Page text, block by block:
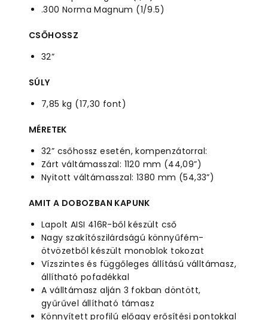
.300 Norma Magnum (1/9.5)
CSŐHOSSZ
32”
SÚLY
7,85 kg (17,30 font)
MÉRETEK
32” csőhossz esetén, kompenzátorral:
Zárt váltámasszal: 1120 mm (44,09”)
Nyitott váltámasszal: 1380 mm (54,33”)
AMIT A DOBOZBAN KAPUNK
Lapolt AISI 416R-ből készült cső
Nagy szakítószilárdságú könnyűfém-
ötvözetből készült monoblok tokozat
Vízszintes és függőleges állítású válltámasz,
állítható pofadékkal
A válltámasz alján 3 fokban döntött,
gyűrűvel állítható támasz
Könnyített profilú előagy erősítési pontokkal